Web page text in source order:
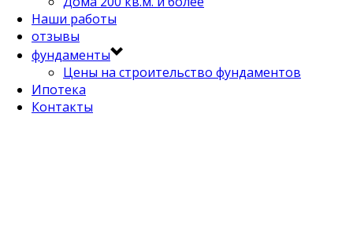
Наши работы
отзывы
фундаменты
Цены на строительство фундаментов
Ипотека
Контакты